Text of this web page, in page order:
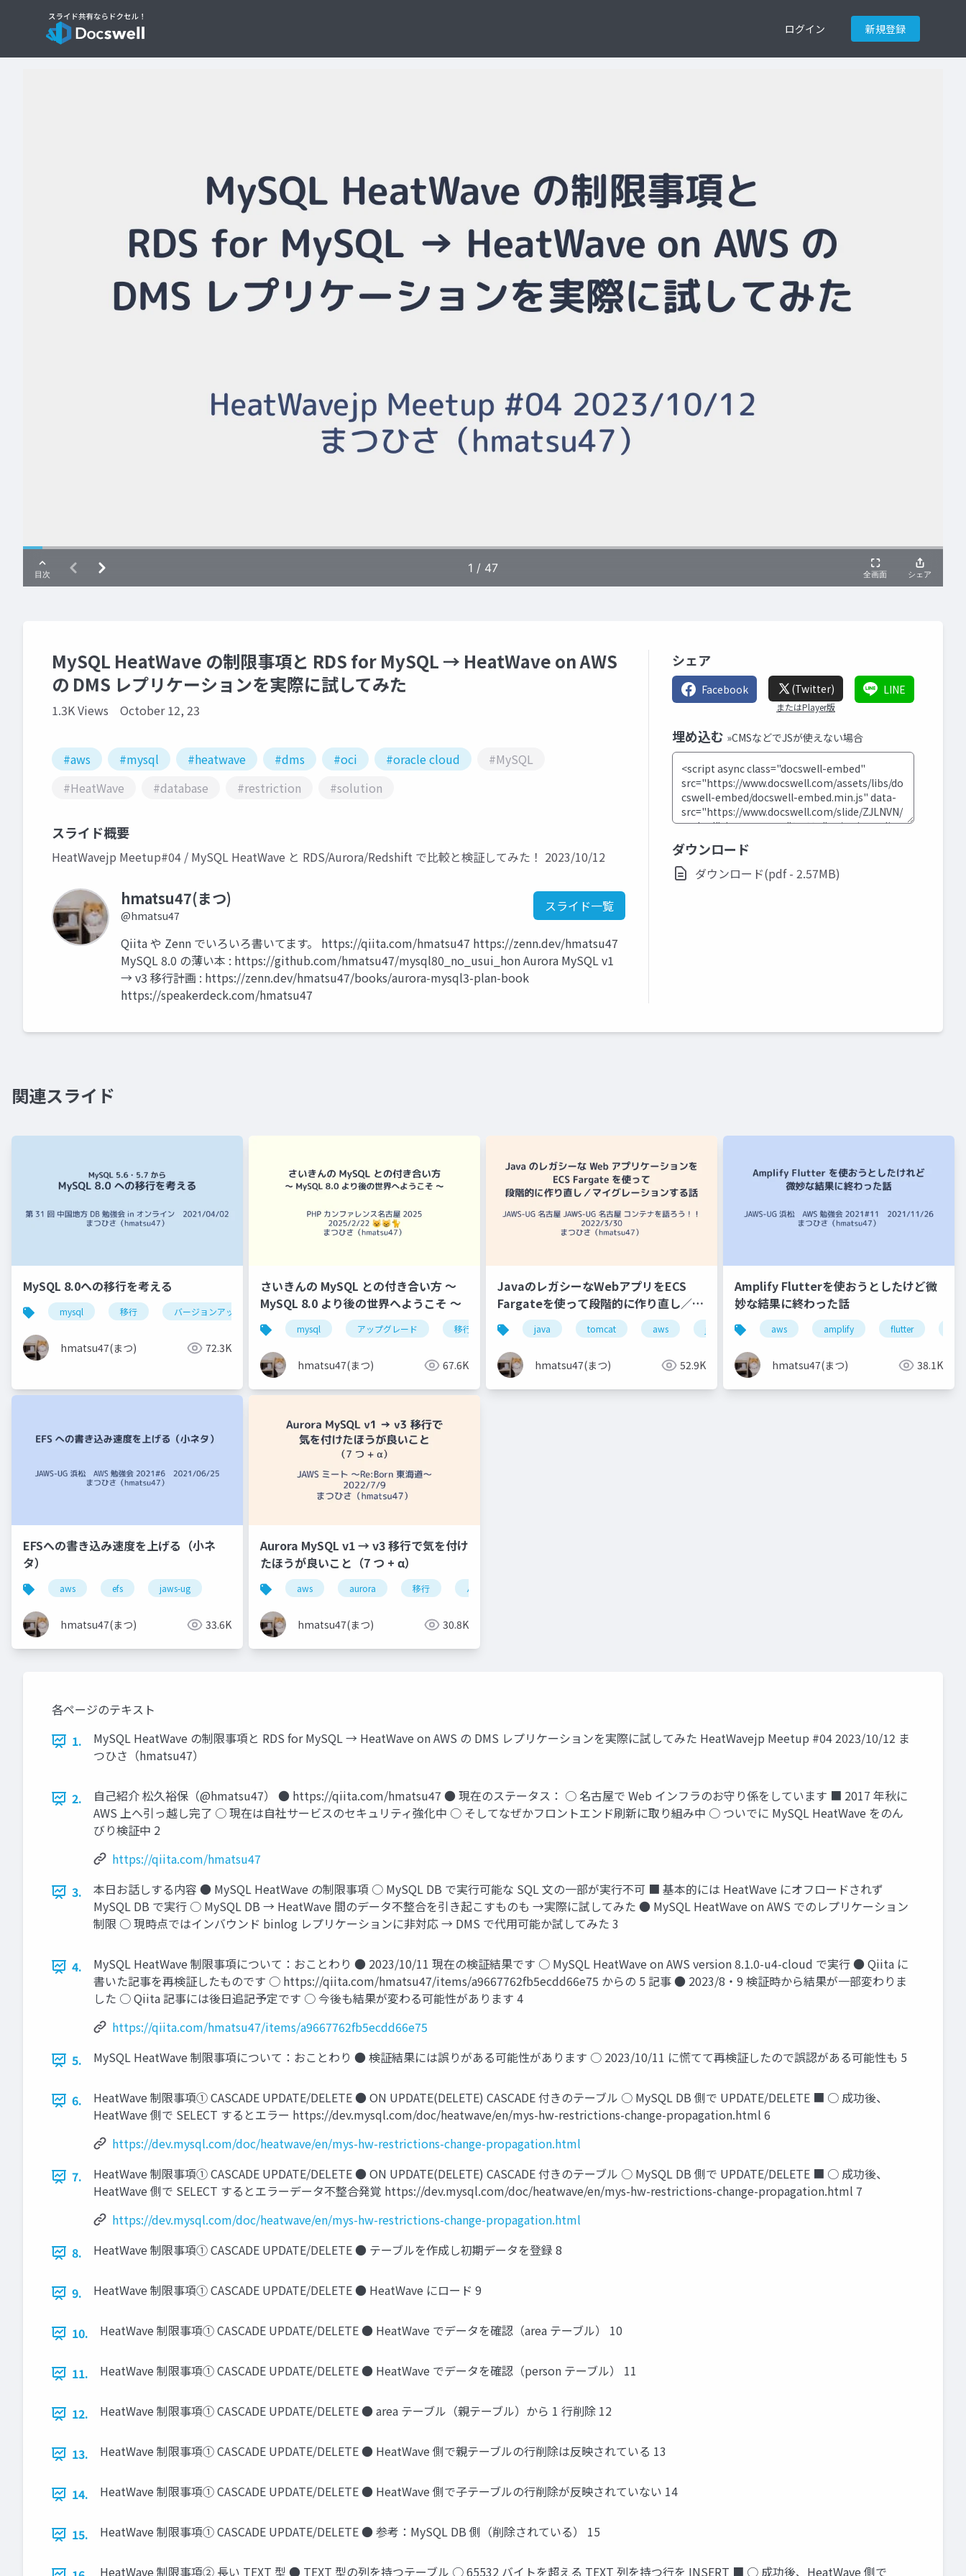
ログイン 新規登録
MySQL HeatWave の制限事項と RDS for MySQL → HeatWave on AWS
の DMS レプリケーションを実際に試してみた
1.3K Views October 12, 23
#aws #mysql #heatwave #dms #oci #oracle cloud
#MySQL
#HeatWave
#database #restriction #solution
スライド概要
HeatWavejp Meetup#04 / MySQL HeatWave と RDS/Aurora/Redshift で比較と検証してみた！ 2023/10/12
hmatsu47(まつ)
@hmatsu47
スライド一覧
Qiita や Zenn でいろいろ書いてます。 https://qiita.com/hmatsu47 https://zenn.dev/hmatsu47
MySQL 8.0 の薄い本 : https://github.com/hmatsu47/mysql80_no_usui_hon Aurora MySQL v1
→ v3 移行計画 : https://zenn.dev/hmatsu47/books/aurora-mysql3-plan-book
https://speakerdeck.com/hmatsu47
シェア
Facebook (Twitter)
またはPlayer版
LINE
埋め込む »CMSなどでJSが使えない場合
ダウンロード
ダウンロード(pdf - 2.57MB)
関連スライド
MySQL 8.0への移行を考える
mysql 移行 バージョンアップ 中国地方db勉強会
hmatsu47(まつ) 72.3K
さいきんの MySQL との付き合い方 〜
MySQL 8.0 より後の世界へようこそ 〜
mysql アップグレード 移行 リリースモデル
hmatsu47(まつ) 67.6K
JavaのレガシーなWebアプリをECS
Fargateを使って段階的に作り直し／マ
イグレーションする話
java tomcat aws jaws-ug ecs fargate マイグレーション
hmatsu47(まつ) 52.9K
Amplify Flutterを使おうとしたけど微
妙な結果に終わった話
aws amplify flutter
hmatsu47(まつ) 38.1K
EFSへの書き込み速度を上げる（小ネ
タ）
aws efs jaws-ug
hmatsu47(まつ) 33.6K
Aurora MySQL v1 → v3 移行で気を付け
たほうが良いこと（7 つ + α）
aws aurora 移行 バージョンアップ
hmatsu47(まつ) 30.8K
各ページのテキスト
1.
MySQL HeatWave の制限事項と RDS for MySQL → HeatWave on AWS の DMS レプリケーションを実際に試してみた HeatWavejp Meetup #04 2023/10/12 ま
つひさ（hmatsu47）
2.
自己紹介 松久裕保（@hmatsu47） ● https://qiita.com/hmatsu47 ● 現在のステータス： ○ 名古屋で Web インフラのお守り係をしています ■ 2017 年秋に
AWS 上へ引っ越し完了 ○ 現在は自社サービスのセキュリティ強化中 ○ そしてなぜかフロントエンド刷新に取り組み中 ○ ついでに MySQL HeatWave をのん
びり検証中 2
https://qiita.com/hmatsu47
3.
本日お話しする内容 ● MySQL HeatWave の制限事項 ○ MySQL DB で実行可能な SQL 文の一部が実行不可 ■ 基本的には HeatWave にオフロードされず
MySQL DB で実行 ○ MySQL DB → HeatWave 間のデータ不整合を引き起こすものも →実際に試してみた ● MySQL HeatWave on AWS でのレプリケーション
制限 ○ 現時点ではインバウンド binlog レプリケーションに非対応 → DMS で代用可能か試してみた 3
4.
MySQL HeatWave 制限事項について：おことわり ● 2023/10/11 現在の検証結果です ○ MySQL HeatWave on AWS version 8.1.0-u4-cloud で実行 ● Qiita に
書いた記事を再検証したものです ○ https://qiita.com/hmatsu47/items/a9667762fb5ecdd66e75 からの 5 記事 ● 2023/8・9 検証時から結果が一部変わりま
した ○ Qiita 記事には後日追記予定です ○ 今後も結果が変わる可能性があります 4
https://qiita.com/hmatsu47/items/a9667762fb5ecdd66e75
5.
MySQL HeatWave 制限事項について：おことわり ● 検証結果には誤りがある可能性があります ○ 2023/10/11 に慌てて再検証したので誤認がある可能性も 5
6.
HeatWave 制限事項① CASCADE UPDATE/DELETE ● ON UPDATE(DELETE) CASCADE 付きのテーブル ○ MySQL DB 側で UPDATE/DELETE ■ ○ 成功後、
HeatWave 側で SELECT するとエラー https://dev.mysql.com/doc/heatwave/en/mys-hw-restrictions-change-propagation.html 6
https://dev.mysql.com/doc/heatwave/en/mys-hw-restrictions-change-propagation.html
7.
HeatWave 制限事項① CASCADE UPDATE/DELETE ● ON UPDATE(DELETE) CASCADE 付きのテーブル ○ MySQL DB 側で UPDATE/DELETE ■ ○ 成功後、
HeatWave 側で SELECT するとエラーデータ不整合発覚 https://dev.mysql.com/doc/heatwave/en/mys-hw-restrictions-change-propagation.html 7
https://dev.mysql.com/doc/heatwave/en/mys-hw-restrictions-change-propagation.html
8.
HeatWave 制限事項① CASCADE UPDATE/DELETE ● テーブルを作成し初期データを登録 8
9. HeatWave 制限事項① CASCADE UPDATE/DELETE ● HeatWave にロード 9
10. HeatWave 制限事項① CASCADE UPDATE/DELETE ● HeatWave でデータを確認（area テーブル） 10
11. HeatWave 制限事項① CASCADE UPDATE/DELETE ● HeatWave でデータを確認（person テーブル） 11
12. HeatWave 制限事項① CASCADE UPDATE/DELETE ● area テーブル（親テーブル）から 1 行削除 12
13. HeatWave 制限事項① CASCADE UPDATE/DELETE ● HeatWave 側で親テーブルの行削除は反映されている 13
14. HeatWave 制限事項① CASCADE UPDATE/DELETE ● HeatWave 側で子テーブルの行削除が反映されていない 14
15. HeatWave 制限事項① CASCADE UPDATE/DELETE ● 参考：MySQL DB 側（削除されている） 15
HeatWave 制限事項② 長い TEXT 型 ● TEXT 型の列を持つテーブル ○ 65532 バイトを超える TEXT 列を持つ行を INSERT ■ ○ 成功後、HeatWave 側で